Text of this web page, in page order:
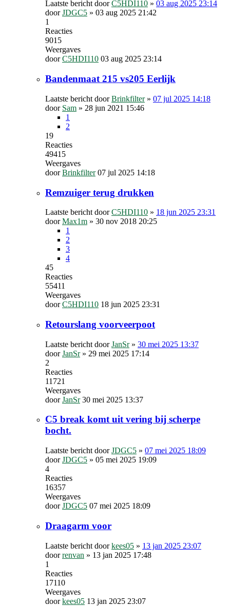
Laatste bericht doorC5HDI110 » 03 aug 2025 23:14
doorJDGC5 » 03 aug 2025 21:42
1
Reacties
9015
Weergaves
doorC5HDI110 03 aug 2025 23:14
Bandenmaat 215 vs205 Eerlijk
Laatste bericht doorBrinkfilter» 07 jul 2025 14:18
door Sam » 28 jun 2021 15:46
1
2
19
Reacties
49415
Weergaves
doorBrinkfilter 07 jul 2025 14:18
Remzuiger terug drukken
Laatste bericht doorC5HDI110 » 18 jun 2025 23:31
doorMax1m » 30 nov 2018 20:25
1
2
3
4
45
Reacties
55411
Weergaves
doorC5HDI110 18 jun 2025 23:31
Retourslang voorveerpoot
Laatste bericht doorJanSr» 30 mei 2025 13:37
doorJanSr» 29 mei 2025 17:14
2
Reacties
11721
Weergaves
doorJanSr 30 mei 2025 13:37
C5 break komt uit vering bij scherpe
bocht.
Laatste bericht doorJDGC5 » 07 mei 2025 18:09
doorJDGC5 » 05 mei 2025 19:09
4
Reacties
16357
Weergaves
doorJDGC5 07 mei 2025 18:09
Draagarm voor
Laatste bericht doorkees05 » 13 jan 2025 23:07
doorrenvan » 13 jan 2025 17:48
1
Reacties
17110
Weergaves
doorkees05 13 jan 2025 23:07